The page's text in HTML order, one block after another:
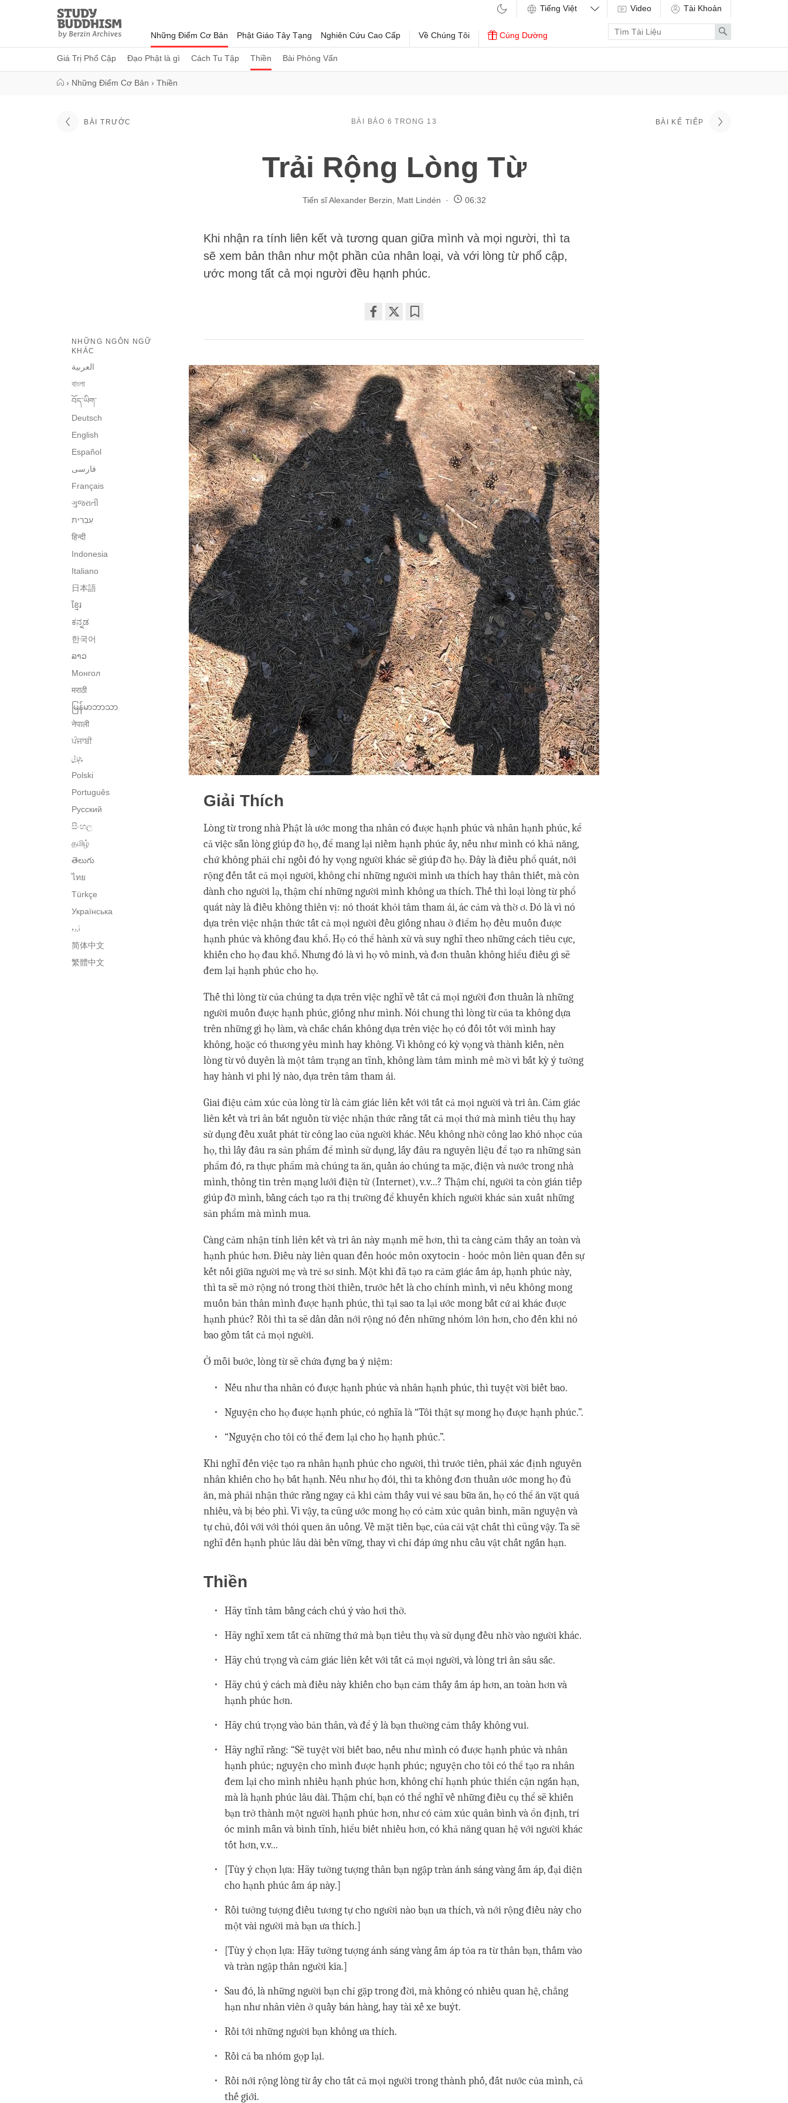
Study
Buddhism
Home
Những Điểm Cơ Bản
Giá Trị Phổ Cập Đạo Phật là gì Cách Tu Tập Thiền Bài Phỏng Vấn
Phật Giáo Tây Tạng Nghiên Cứu Cao Cấp Về Chúng Tôi Cúng Dường
Video Tài Khoản
Enter
search
term
Search
› Những Điểm Cơ Bản › Thiền
BÀI TRƯỚC BÀI BÁO 6 TRONG 13 BÀI KẾ TIẾP
Trải Rộng Lòng Từ
Tiến sĩ Alexander Berzin Matt Lindén 06:32
Khi nhận ra tính liên kết và tương quan giữa mình và mọi người, thì ta
sẽ xem bản thân như một phần của nhân loại, và với lòng từ phổ cập,
ước mong tất cả mọi người đều hạnh phúc.
on
NHỮNG NGÔN NGỮ
KHÁC
العربية
বাংলা
བོད་ཡིག་
Deutsch
English
Español
فارسی
Français
ગુજરાતી
हिन्दी
Indonesia
Italiano
日本語
ខ្មែរ
ಕನ್ನಡ
한국어
ລາວ
Монгол
मराठी
မြန်မာဘာသာ
नेपाली
ਪੰਜਾਬੀ
پنجابی
Polski
Português
Русский
සිංහල
தமிழ்
తెలుగు
ไทย
Türkçe
Українська
اُردو
简体中文
繁體中文
Giải Thích
Lòng từ trong nhà Phật là ước mong tha nhân có được hạnh phúc và nhân hạnh phúc, kể
cả việc sẵn lòng giúp đỡ họ, để mang lại niềm hạnh phúc ấy, nếu như mình có khả năng,
chứ không phải chỉ ngồi đó hy vọng người khác sẽ giúp đỡ họ. Đây là điều phổ quát, nới
rộng đến tất cả mọi người, không chỉ những người mình ưa thích hay thân thiết, mà còn
dành cho người lạ, thậm chí những người mình không ưa thích. Thế thì loại lòng từ phổ
quát này là điều không thiên vị: nó thoát khỏi tâm tham ái, ác cảm và thờ ơ. Đó là vì nó
dựa trên việc nhận thức tất cả mọi người đều giống nhau ở điểm họ đều muốn được
hạnh phúc và không đau khổ. Họ có thể hành xử và suy nghĩ theo những cách tiêu cực,
khiến cho họ đau khổ. Nhưng đó là vì họ vô minh, và đơn thuần không hiểu điều gì sẽ
đem lại hạnh phúc cho họ.
Thế thì lòng từ của chúng ta dựa trên việc nghĩ về tất cả mọi người đơn thuần là những
người muốn được hạnh phúc, giống như mình. Nói chung thì lòng từ của ta không dựa
trên những gì họ làm, và chắc chắn không dựa trên việc họ có đối tốt với mình hay
không, hoặc có thương yêu mình hay không. Vì không có kỳ vọng và thành kiến, nên
lòng từ vô duyên là một tâm trạng an tĩnh, không làm tâm mình mê mờ vì bất kỳ ý tưởng
hay hành vi phi lý nào, dựa trên tâm tham ái.
Giai điệu cảm xúc của lòng từ là cảm giác liên kết với tất cả mọi người và tri ân. Cảm giác
liên kết và tri ân bắt nguồn từ việc nhận thức rằng tất cả mọi thứ mà mình tiêu thụ hay
sử dụng đều xuất phát từ công lao của người khác. Nếu không nhờ công lao khó nhọc của
họ, thì lấy đâu ra sản phẩm để mình sử dụng, lấy đâu ra nguyên liệu để tạo ra những sản
phẩm đó, ra thực phẩm mà chúng ta ăn, quần áo chúng ta mặc, điện và nước trong nhà
mình, thông tin trên mạng lưới điện tử (Internet), v.v...? Thậm chí, người ta còn gián tiếp
giúp đỡ mình, bằng cách tạo ra thị trường để khuyến khích người khác sản xuất những
sản phẩm mà mình mua.
Càng cảm nhận tính liên kết và tri ân này mạnh mẽ hơn, thì ta càng cảm thấy an toàn và
hạnh phúc hơn. Điều này liên quan đến hoóc môn oxytocin - hoóc môn liên quan đến sự
kết nối giữa người mẹ và trẻ sơ sinh. Một khi đã tạo ra cảm giác ấm áp, hạnh phúc này,
thì ta sẽ mở rộng nó trong thời thiền, trước hết là cho chính mình, vì nếu không mong
muốn bản thân mình được hạnh phúc, thì tại sao ta lại ước mong bất cứ ai khác được
hạnh phúc? Rồi thì ta sẽ dần dần nới rộng nó đến những nhóm lớn hơn, cho đến khi nó
bao gồm tất cả mọi người.
Ở mỗi bước, lòng từ sẽ chứa đựng ba ý niệm:
Nếu như tha nhân có được hạnh phúc và nhân hạnh phúc, thì tuyệt vời biết bao.
Nguyện cho họ được hạnh phúc, có nghĩa là “Tôi thật sự mong họ được hạnh phúc.”.
“Nguyện cho tôi có thể đem lại cho họ hạnh phúc.”.
Khi nghĩ đến việc tạo ra nhân hạnh phúc cho người, thì trước tiên, phải xác định nguyên
nhân khiến cho họ bất hạnh. Nếu như họ đói, thì ta không đơn thuần ước mong họ đủ
ăn, mà phải nhận thức rằng ngay cả khi cảm thấy vui vẻ sau bữa ăn, họ có thể ăn vặt quá
nhiều, và bị béo phì. Vì vậy, ta cũng ước mong họ có cảm xúc quân bình, mãn nguyện và
tự chủ, đối với với thói quen ăn uống. Về mặt tiền bạc, của cải vật chất thì cũng vậy. Ta sẽ
nghĩ đến hạnh phúc lâu dài bền vững, thay vì chỉ đáp ứng nhu cầu vật chất ngắn hạn.
Thiền
Hãy tĩnh tâm bằng cách chú ý vào hơi thở.
Hãy nghĩ xem tất cả những thứ mà bạn tiêu thụ và sử dụng đều nhờ vào người khác.
Hãy chú trọng và cảm giác liên kết với tất cả mọi người, và lòng tri ân sâu sắc.
Hãy chú ý cách mà điều này khiến cho bạn cảm thấy ấm áp hơn, an toàn hơn và
hạnh phúc hơn.
Hãy chú trọng vào bản thân, và để ý là bạn thường cảm thấy không vui.
Hãy nghĩ rằng: “Sẽ tuyệt vời biết bao, nếu như mình có được hạnh phúc và nhân
hạnh phúc; nguyện cho mình được hạnh phúc; nguyện cho tôi có thể tạo ra nhân
đem lại cho mình nhiều hạnh phúc hơn, không chỉ hạnh phúc thiển cận ngắn hạn,
mà là hạnh phúc lâu dài. Thậm chí, bạn có thể nghĩ về những điều cụ thể sẽ khiến
bạn trở thành một người hạnh phúc hơn, như có cảm xúc quân bình và ổn định, trí
óc minh mẫn và bình tĩnh, hiểu biết nhiều hơn, có khả năng quan hệ với người khác
tốt hơn, v.v...
[Tùy ý chọn lựa: Hãy tưởng tượng thân bạn ngập tràn ánh sáng vàng ấm áp, đại diện
cho hạnh phúc ấm áp này.]
Rồi tưởng tượng điều tương tự cho người nào bạn ưa thích, và nới rộng điều này cho
một vài người mà bạn ưa thích.]
[Tùy ý chọn lựa: Hãy tưởng tượng ánh sáng vàng ấm áp tỏa ra từ thân bạn, thấm vào
và tràn ngập thân người kia.]
Sau đó, là những người bạn chỉ gặp trong đời, mà không có nhiều quan hệ, chẳng
hạn như nhân viên ở quầy bán hàng, hay tài xế xe buýt.
Rồi tới những người bạn không ưa thích.
Rồi cả ba nhóm gọp lại.
Rồi nới rộng lòng từ ấy cho tất cả mọi người trong thành phố, đất nước của mình, cả
thế giới.